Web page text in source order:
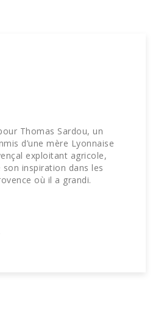
Thomas Sardou, un
d’une mère Lyonnaise
exploitant agricole,
inspiration dans les
où il a grandi.